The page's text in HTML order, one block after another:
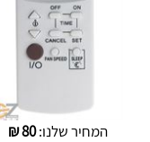
המחיר שלנו:80
₪